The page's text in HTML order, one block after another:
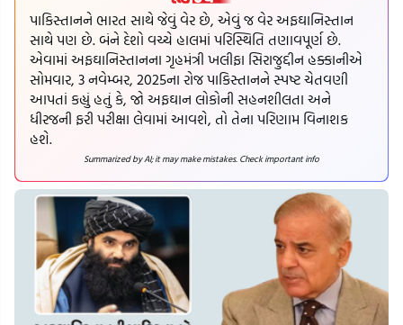
પાકિસ્તાનને ભારત સાથે જેવું વેર છે, એવું જ વેર અફઘાનિસ્તાન
સાથે પણ છે. બંને દેશો વચ્ચે હાલમાં પરિસ્થિતિ તણાવપૂર્ણ છે.
એવામાં અફઘાનિસ્તાનના ગૃહમંત્રી ખલીફા સિરાજુદ્દીન હક્કાનીએ
સોમવાર, 3 નવેમ્બર, 2025ના રોજ પાકિસ્તાનને સ્પષ્ટ ચેતવણી
આપતાં કહ્યું હતું કે, જો અફઘાન લોકોની સહનશીલતા અને
ધીરજની ફરી પરીક્ષા લેવામાં આવશે, તો તેના પરિણામ વિનાશક
હશે.
Summarized by AI; it may make mistakes. Check important info